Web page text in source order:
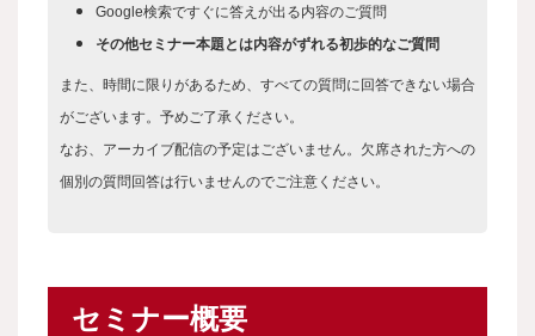
Google検索ですぐに答えが出る内容のご質問
その他セミナー本題とは内容がずれる初歩的なご質問
また、時間に限りがあるため、すべての質問に回答できない場合
がございます。予めご了承ください。
なお、アーカイブ配信の予定はございません。欠席された方への
個別の質問回答は行いませんのでご注意ください。
セミナー概要